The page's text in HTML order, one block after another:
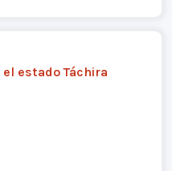
estado Táchira